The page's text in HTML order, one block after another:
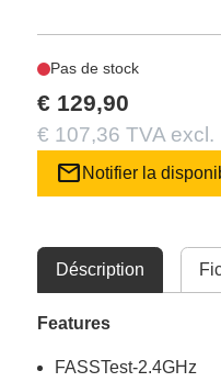
Pas de stock
€ 129,90
€ 107,36 TVA excl.
mail Notifier la
Déscription
Features
FASSTest-2.4GHz